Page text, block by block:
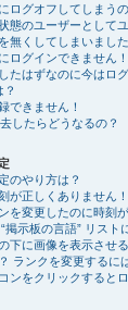
ログオフしてしまうの
態のユーザーとして
無くしてしまいました
ログインできません！
たはずなのに今はロ
？
できません！
したらどうなるの？
のやり方は？
が正しくありません！
を変更したのに時刻
掲示板の言語” リスト
下に画像を表示させ
ランクを変更するに
ンをクリックすると